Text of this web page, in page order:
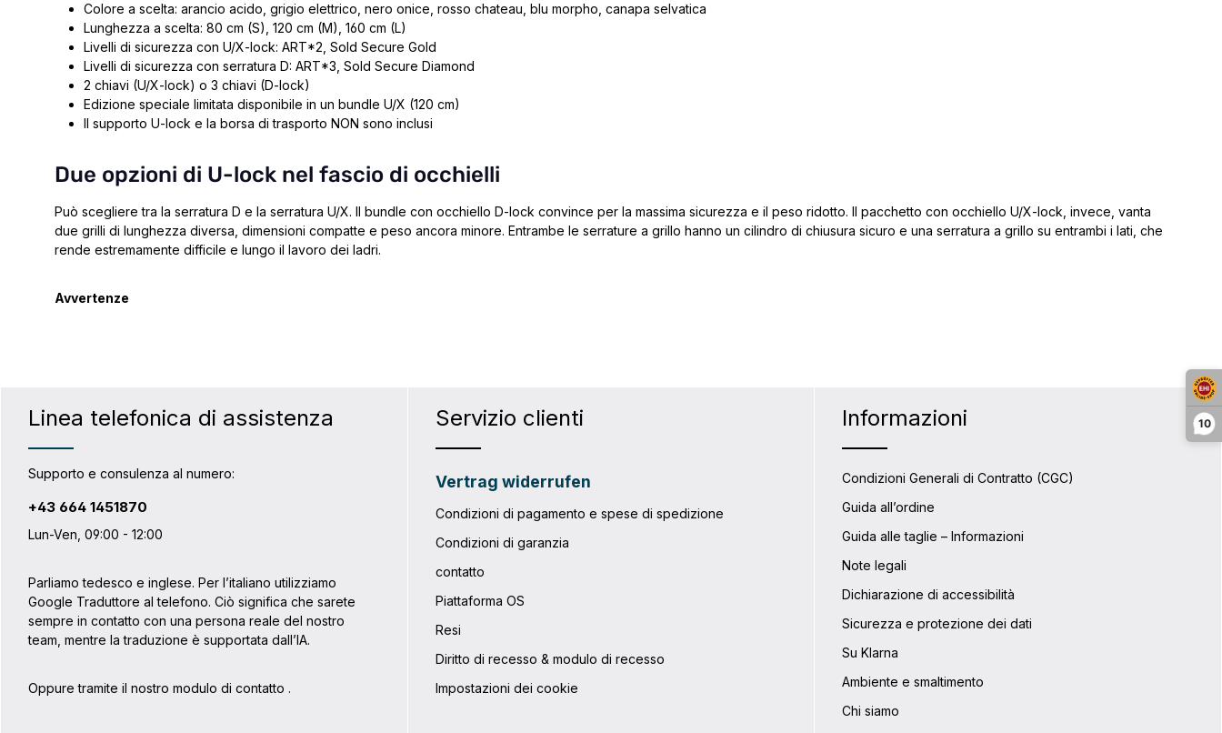
10
Colore a scelta: arancio acido, grigio elettrico, nero onice, rosso chateau, blu morpho, canapa selvatica
Lunghezza a scelta: 80 cm (S), 120 cm (M), 160 cm (L)
Livelli di sicurezza con U/X-lock: ART*2, Sold Secure Gold
Livelli di sicurezza con serratura D: ART*3, Sold Secure Diamond
2 chiavi (U/X-lock) o 3 chiavi (D-lock)
Edizione speciale limitata disponibile in un bundle U/X (120 cm)
Il supporto U-lock e la borsa di trasporto NON sono inclusi
Due opzioni di U-lock nel fascio di occhielli
Può scegliere tra la serratura D e la serratura U/X. Il bundle con occhiello D-lock convince per la massima sicurezza e il peso ridotto. Il pacchetto con occhiello U/X-lock, invece, vanta
due grilli di lunghezza diversa, dimensioni compatte e peso ancora minore. Entrambe le serrature a grillo hanno un cilindro di chiusura sicuro e una serratura a grillo su entrambi i lati , che
rende estremamente difficile e lungo il lavoro dei ladri.
Avvertenze
Linea telefonica di assistenza
Supporto e consulenza al numero:
+43 664 1451870
Lun-Ven, 09:00 - 12:00
Parliamo tedesco e inglese. Per l’italiano utilizziamo
Google Traduttore al telefono. Ciò significa che sarete
sempre in contatto con una persona reale del nostro
team, mentre la traduzione è supportata dall’IA.
Oppure tramite il nostro modulo di contatto .
Servizio clienti
Vertrag widerrufen
Condizioni di pagamento e spese di spedizione
Condizioni di garanzia
contatto
Piattaforma OS
Resi
Diritto di recesso & modulo di recesso
Impostazioni dei cookie
Informazioni
Condizioni Generali di Contratto (CGC)
Guida all’ordine
Guida alle taglie – Informazioni
Note legali
Dichiarazione di accessibilità
Sicurezza e protezione dei dati
Su Klarna
Ambiente e smaltimento
Chi siamo